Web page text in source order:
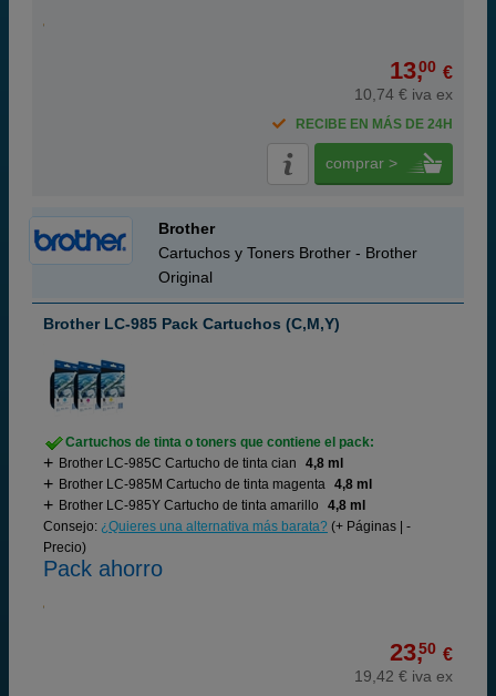
13,00 €
10,74 € iva ex
RECIBE EN MÁS DE 24H
comprar >
Brother
Cartuchos y Toners Brother - Brother
Original
Brother LC-985 Pack Cartuchos (C,M,Y)
Cartuchos de tinta o toners que contiene el pack:
Brother LC-985C Cartucho de tinta cian
4,8 ml
Brother LC-985M Cartucho de tinta magenta 4,8 ml
Brother LC-985Y Cartucho de tinta amarillo
4,8 ml
Consejo: ¿Quieres una alternativa más barata? (+ Páginas | -
Precio)
Pack ahorro
23,50 €
19,42 € iva ex